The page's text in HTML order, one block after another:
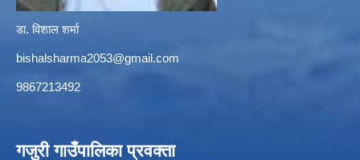
डा. विशाल शर्मा
bishalsharma2053@gmail.com
9867213492
गजुरी गाउँपालिका प्रवक्ता